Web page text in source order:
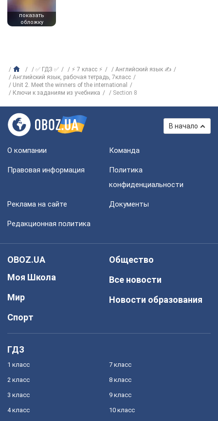
показать
обложку
✅ ГДЗ ✅ ⚡ 7 класс ⚡
Английский язык ✍
Английский язык, рабочая тетрадь, 7класс
Unit 2. Meet the winners of the international
Ключи к заданиям из учебника
Section 8
В начало
О компании Команда
Правовая информация
Политика
конфиденциальности
Реклама на сайте Документы
Редакционная политика
OBOZ.UA
Моя Школа
Мир
Спорт
Общество
Все новости
Новости образования
ГДЗ
1 класс
2 класс
3 класс
4 класс
7 класс
8 класс
9 класс
10 класс